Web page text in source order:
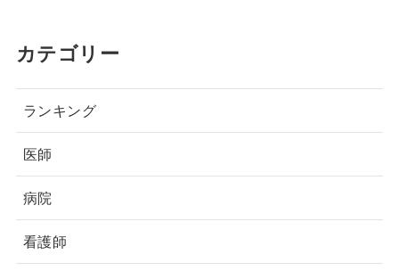
カテゴリー
ランキング
医師
病院
看護師